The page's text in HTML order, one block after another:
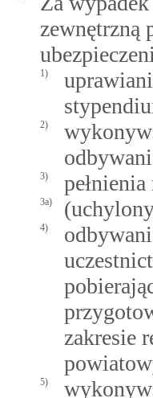
zewnętrzną
1)
2)
3)
3a)
4)
zakresie
5)